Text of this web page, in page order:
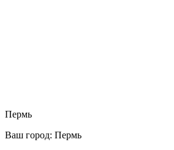
Пермь
Ваш город: Пермь